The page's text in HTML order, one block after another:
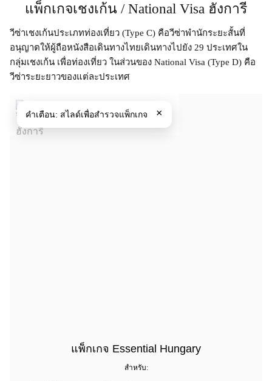
แพ็กเกจเชงเก้น / National Visa ฮังการี
วีซ่าเชงเก้นประเภทท่องเที่ยว (Type C) คือวีซ่าพำนักระยะสั้นที่
อนุญาตให้ผู้ถือหนังสือเดินทางไทยเดินทางไปยัง 29 ประเทศใน
กลุ่มเชงเก้น เพื่อท่องเที่ยว ในส่วนของ National Visa (Type D) คือ
วีซ่าระยะยาวของแต่ละประเทศ
×
คำเตือน: สไลด์เพื่อสำรวจแพ็กเกจ
แพ็กเกจ Essential Hungary
สำหรับ: